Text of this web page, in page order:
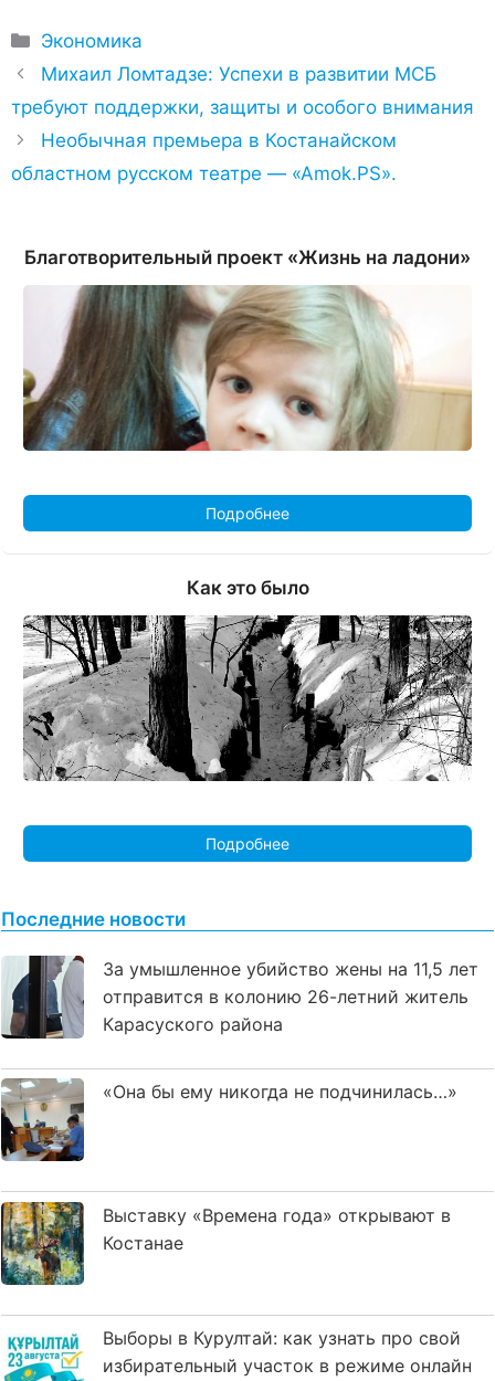
Рубрики
Экономика
Михаил Ломтадзе: Успехи в развитии МСБ
требуют поддержки, защиты и особого внимания
Необычная премьера в Костанайском
областном русском театре — «Аmok.PS».
Благотворительный проект «Жизнь на ладони»
Подробнее
Как это было
Подробнее
Последние новости
За умышленное убийство жены на 11,5 лет
отправится в колонию 26-летний житель
Карасуского района
«Она бы ему никогда не подчинилась…»
Выставку «Времена года» открывают в
Костанае
Выборы в Курултай: как узнать про свой
избирательный участок в режиме онлайн